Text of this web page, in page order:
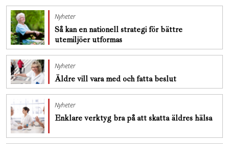
Nyheter
Så kan en nationell strategi för bättre
utemiljöer utformas
Nyheter
Äldre vill vara med och fatta beslut
Nyheter
Enklare verktyg bra på att skatta äldres hälsa